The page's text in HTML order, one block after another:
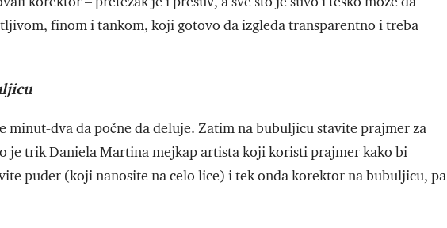
finom i tankom, koji gotovo da izgleda transparentno i treba
minut-dva da počne da deluje. Zatim na bubuljicu stavite prajmer za
je trik Daniela Martina mejkap artista koji koristi prajmer kako bi
puder (koji nanosite na celo lice) i tek onda korektor na bubuljicu, pa